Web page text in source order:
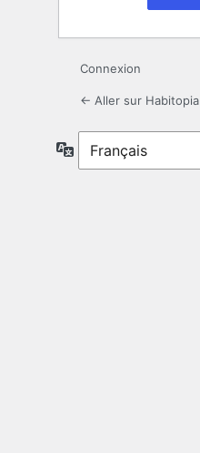
Connexion
← Aller sur Habitopia
Langue